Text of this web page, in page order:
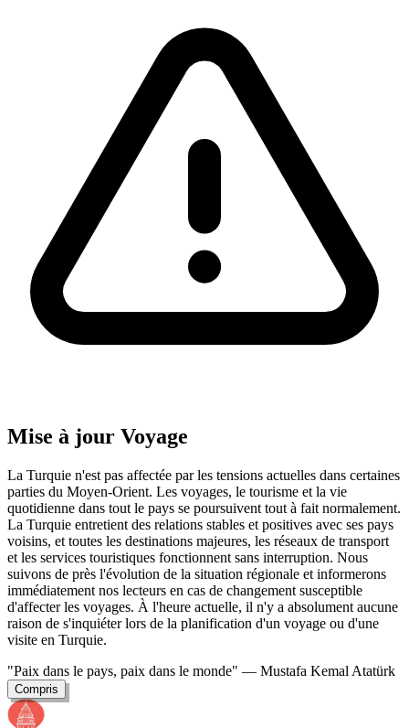
Mise à jour Voyage
La Turquie n'est pas affectée par les tensions actuelles dans certaines
parties du Moyen-Orient. Les voyages, le tourisme et la vie
quotidienne dans tout le pays se poursuivent tout à fait normalement.
La Turquie entretient des relations stables et positives avec ses pays
voisins, et toutes les destinations majeures, les réseaux de transport
et les services touristiques fonctionnent sans interruption. Nous
suivons de près l'évolution de la situation régionale et informerons
immédiatement nos lecteurs en cas de changement susceptible
d'affecter les voyages. À l'heure actuelle, il n'y a absolument aucune
raison de s'inquiéter lors de la planification d'un voyage ou d'une
visite en Turquie.
"Paix dans le pays, paix dans le monde" — Mustafa Kemal Atatürk
Compris